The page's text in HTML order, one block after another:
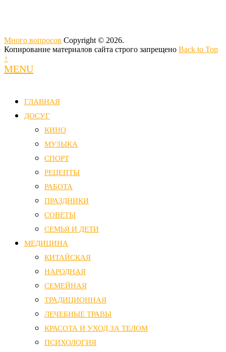
Много вопросов Copyright © 2026.
Копирование материалов сайта строго запрещено Back to Top
↑
MENU
ГЛАВНАЯ
ДОСУГ
КИНО
МУЗЫКА
СПОРТ
РЕЦЕПТЫ
РАБОТА
ПРАЗДНИКИ
СОВЕТЫ
СЕМЬЯ И ДЕТИ
МЕДИЦИНА
КИТАЙСКАЯ
НАРОДНАЯ
СЕМЕЙНАЯ
ТРАДИЦИОННАЯ
ЛЕЧЕБНЫЕ ТРАВЫ
КРАСОТА И УХОД ЗА ТЕЛОМ
ПСИХОЛОГИЯ